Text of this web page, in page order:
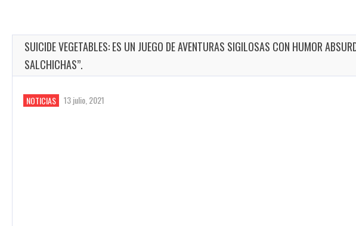
SUICIDE VEGETABLES: ES UN JUEGO DE AVENTURAS SIGILOSAS CON HUMOR
SALCHICHAS”.
NOTICIAS 13 julio, 2021